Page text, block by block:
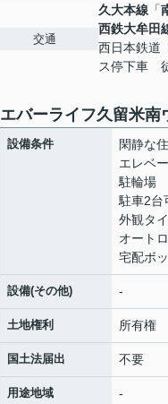
交通
久大本線 「
西鉄大牟田
西日本鉄道
ス停下車
エバーライフ久留米
設備条件
閑静な
エレベ
駐輪場
駐車2台
外観タ
オート
宅配ボ
設備(その他) -
土地権利 所有権
国土法届出 不要
用途地域 -